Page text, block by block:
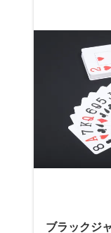
ブラックジ